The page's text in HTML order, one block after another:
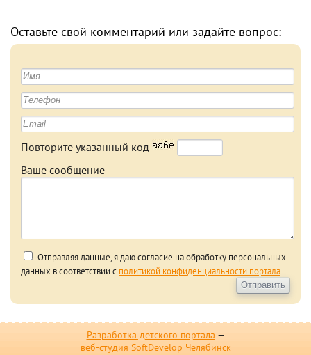
Оставьте свой комментарий или задайте вопрос:
Повторите указанный код
Ваше сообщение
Отправляя данные, я даю согласие на обработку персональных
данных в соответствии с политикой конфиденциальности портала
Разработка детского портала —
веб-студия SoftDevelop Челябинск